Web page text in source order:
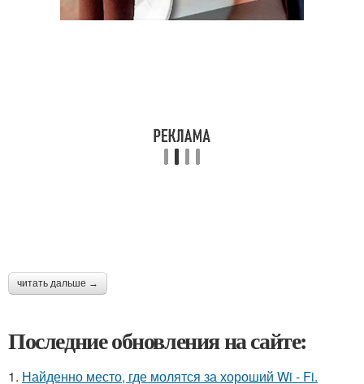
читать дальше →
Последние обновления на сайте:
1. Найденно место, где молятся за хороший Wi - Fi.